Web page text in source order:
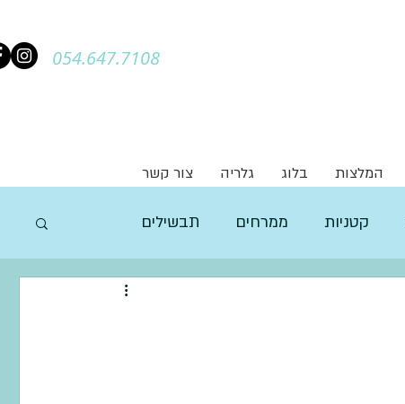
054.647.7108
המלצות בלוג גלריה צור קשר
קטניות ממרחים תבשילים